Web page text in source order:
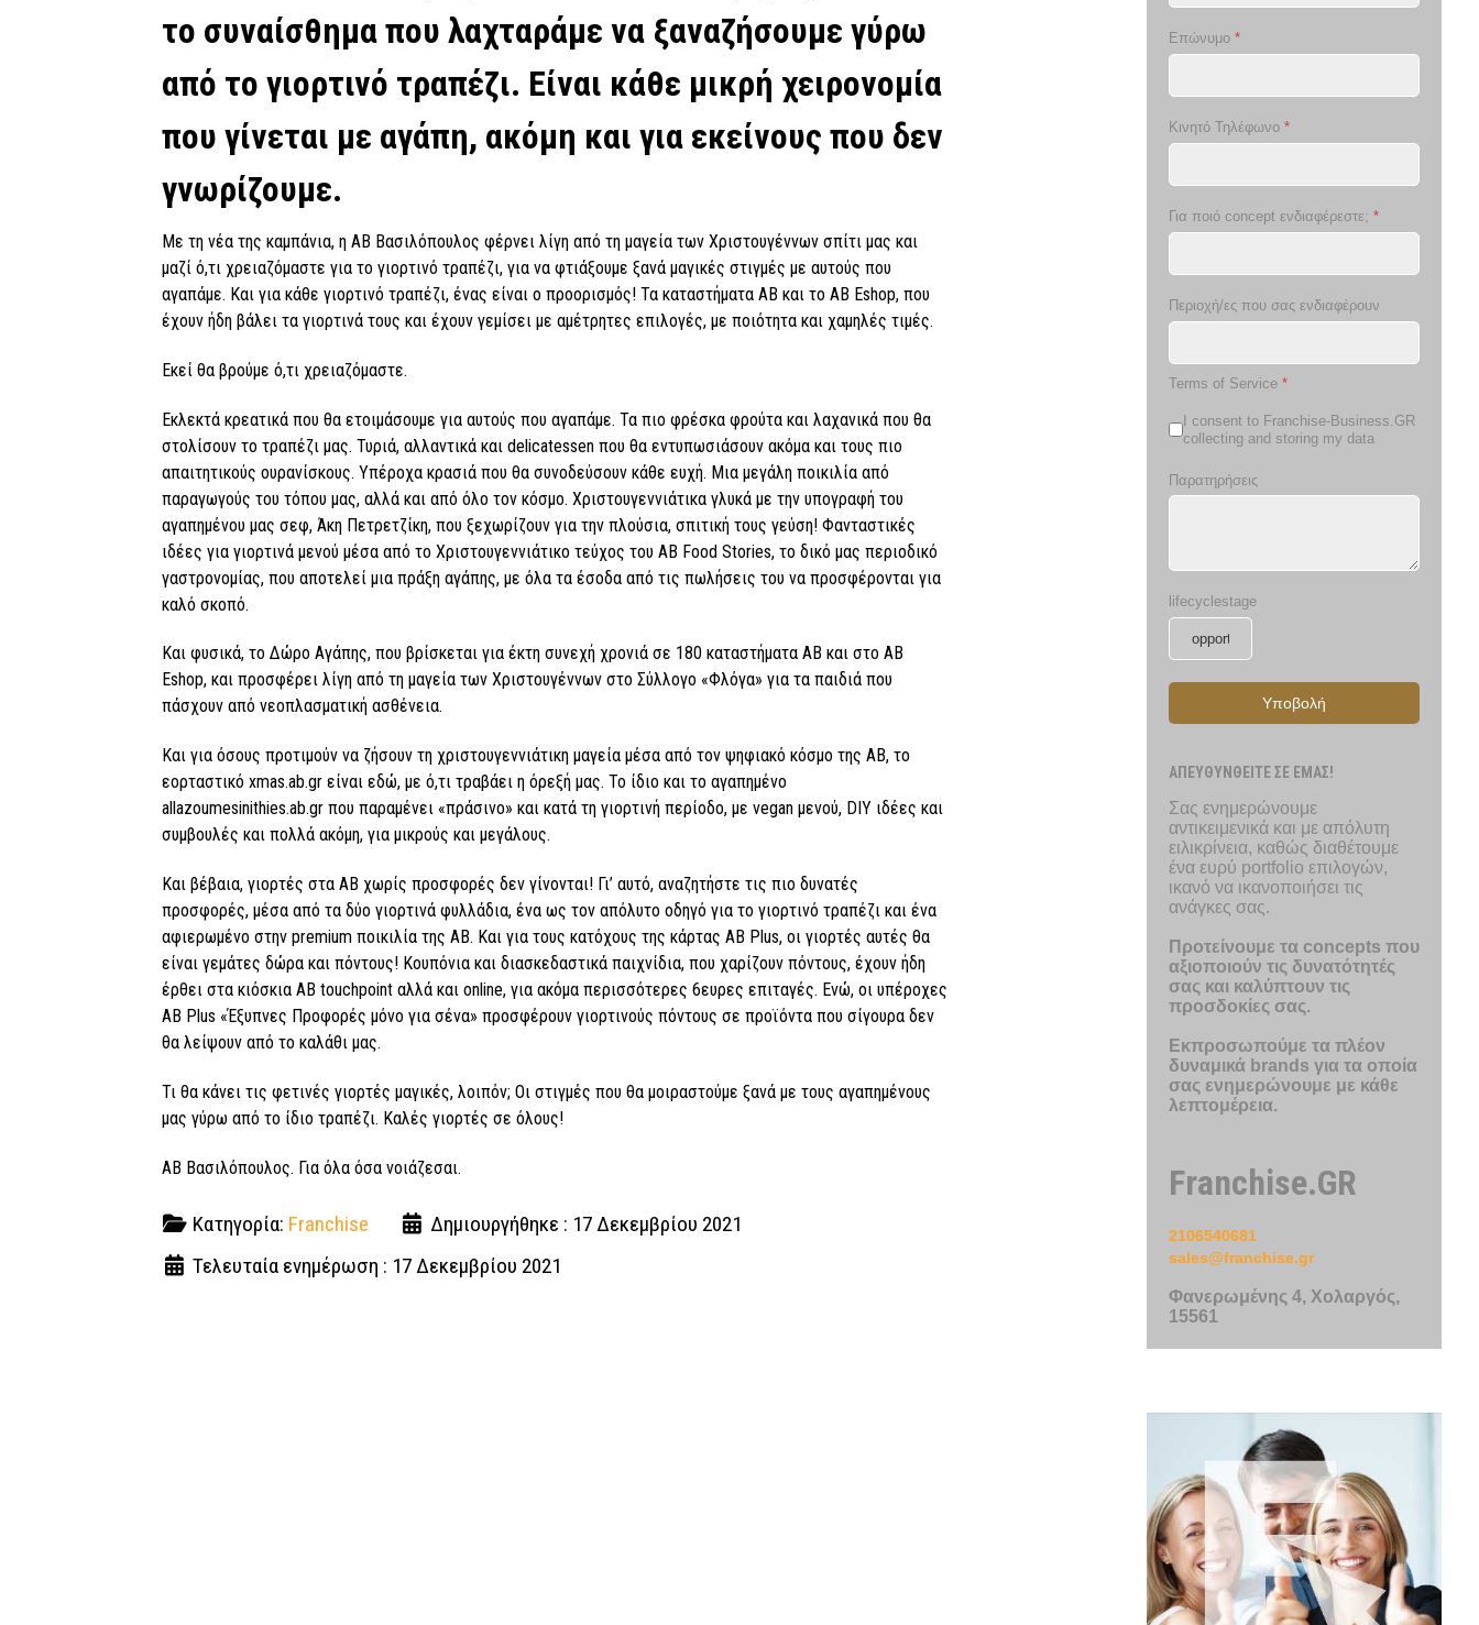
το συναίσθημα που λαχταράμε να ξαναζήσουμε γύρω
από το γιορτινό τραπέζι. Είναι κάθε μικρή χειρονομία
που γίνεται με αγάπη, ακόμη και για εκείνους που δεν
γνωρίζουμε.
Με τη νέα της καμπάνια, η ΑΒ Βασιλόπουλος φέρνει λίγη από τη μαγεία των Χριστουγέννων σπίτι μας και
μαζί ό,τι χρειαζόμαστε για το γιορτινό τραπέζι, για να φτιάξουμε ξανά μαγικές στιγμές με αυτούς που
αγαπάμε. Και για κάθε γιορτινό τραπέζι, ένας είναι ο προορισμός! Τα καταστήματα ΑΒ και το ΑΒ Eshop, που
έχουν ήδη βάλει τα γιορτινά τους και έχουν γεμίσει με αμέτρητες επιλογές, με ποιότητα και χαμηλές τιμές.
Εκεί θα βρούμε ό,τι χρειαζόμαστε.
Εκλεκτά κρεατικά που θα ετοιμάσουμε για αυτούς που αγαπάμε. Τα πιο φρέσκα φρούτα και λαχανικά που θα
στολίσουν το τραπέζι μας. Τυριά, αλλαντικά και delicatessen που θα εντυπωσιάσουν ακόμα και τους πιο
απαιτητικούς ουρανίσκους. Υπέροχα κρασιά που θα συνοδεύσουν κάθε ευχή. Μια μεγάλη ποικιλία από
παραγωγούς του τόπου μας, αλλά και από όλο τον κόσμο. Χριστουγεννιάτικα γλυκά με την υπογραφή του
αγαπημένου μας σεφ, Άκη Πετρετζίκη, που ξεχωρίζουν για την πλούσια, σπιτική τους γεύση! Φανταστικές
ιδέες για γιορτινά μενού μέσα από το Χριστουγεννιάτικο τεύχος του AB Food Stories, το δικό μας περιοδικό
γαστρονομίας, που αποτελεί μια πράξη αγάπης, με όλα τα έσοδα από τις πωλήσεις του να προσφέρονται για
καλό σκοπό.
Και φυσικά, το Δώρο Αγάπης, που βρίσκεται για έκτη συνεχή χρονιά σε 180 καταστήματα ΑΒ και στο AB
Eshop, και προσφέρει λίγη από τη μαγεία των Χριστουγέννων στο Σύλλογο «Φλόγα» για τα παιδιά που
πάσχουν από νεοπλασματική ασθένεια.
Και για όσους προτιμούν να ζήσουν τη χριστουγεννιάτικη μαγεία μέσα από τον ψηφιακό κόσμο της ΑΒ, το
εορταστικό xmas.ab.gr είναι εδώ, με ό,τι τραβάει η όρεξή μας. Το ίδιο και το αγαπημένο
allazoumesinithies.ab.gr που παραμένει «πράσινο» και κατά τη γιορτινή περίοδο, με vegan μενού, DIY ιδέες και
συμβουλές και πολλά ακόμη, για μικρούς και μεγάλους.
Και βέβαια, γιορτές στα ΑΒ χωρίς προσφορές δεν γίνονται! Γι’ αυτό, αναζητήστε τις πιο δυνατές
προσφορές, μέσα από τα δύο γιορτινά φυλλάδια, ένα ως τον απόλυτο οδηγό για το γιορτινό τραπέζι και ένα
αφιερωμένο στην premium ποικιλία της ΑΒ. Και για τους κατόχους της κάρτας ΑΒ Plus, οι γιορτές αυτές θα
είναι γεμάτες δώρα και πόντους! Κουπόνια και διασκεδαστικά παιχνίδια, που χαρίζουν πόντους, έχουν ήδη
έρθει στα κιόσκια AB touchpoint αλλά και online, για ακόμα περισσότερες 6ευρες επιταγές. Ενώ, οι υπέροχες
ΑΒ Plus «Έξυπνες Προφορές μόνο για σένα» προσφέρουν γιορτινούς πόντους σε προϊόντα που σίγουρα δεν
θα λείψουν από το καλάθι μας.
Τι θα κάνει τις φετινές γιορτές μαγικές, λοιπόν; Οι στιγμές που θα μοιραστούμε ξανά με τους αγαπημένους
μας γύρω από το ίδιο τραπέζι. Καλές γιορτές σε όλους!
ΑΒ Βασιλόπουλος. Για όλα όσα νοιάζεσαι.
Κατηγορία: Franchise
Δημιουργήθηκε : 17 Δεκεμβρίου 2021
Τελευταία ενημέρωση : 17 Δεκεμβρίου 2021
Επώνυμο *
Κινητό Τηλέφωνο *
Για ποιό concept ενδιαφέρεστε; *
Περιοχή/ες που σας ενδιαφέρουν
Terms of Service *
I consent to Franchise-Business.GR
collecting and storing my data
Παρατηρήσεις
lifecyclestage
Υποβολή
ΑΠΕΥΘΥΝΘΕΙΤΕ ΣΕ ΕΜΑΣ!
Σας ενημερώνουμε
αντικειμενικά και με απόλυτη
ειλικρίνεια, καθώς διαθέτουμε
ένα ευρύ portfolio επιλογών,
ικανό να ικανοποιήσει τις
ανάγκες σας.
Προτείνουμε τα concepts που
αξιοποιούν τις δυνατότητές
σας και καλύπτουν τις
προσδοκίες σας.
Εκπροσωπούμε τα πλέον
δυναμικά brands για τα οποία
σας ενημερώνουμε με κάθε
λεπτομέρεια.
Franchise.GR
2106540681
sales@franchise.gr
Φανερωμένης 4, Χολαργός,
15561